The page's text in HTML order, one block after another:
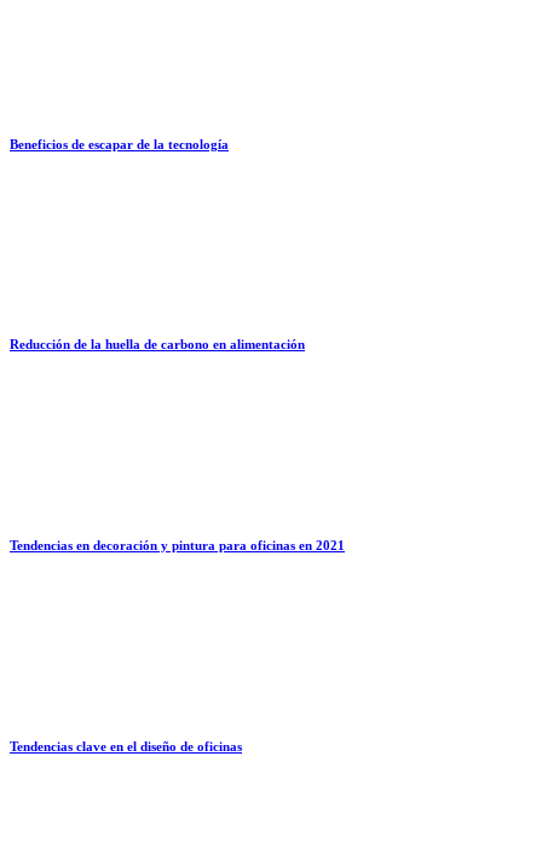
Beneficios de escapar de la tecnología
Reducción de la huella de carbono en alimentación
Tendencias en decoración y pintura para oficinas en 2021
Tendencias clave en el diseño de oficinas